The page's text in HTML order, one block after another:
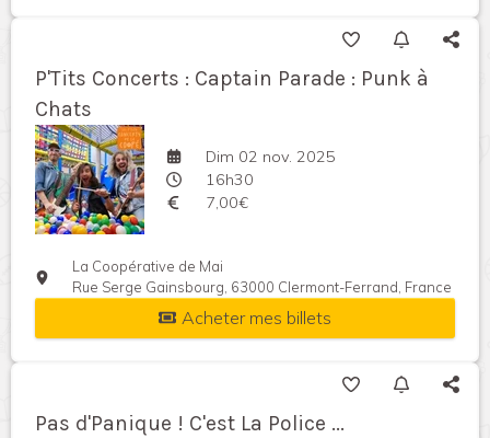
P'Tits Concerts : Captain Parade : Punk à
Chats
Dim 02 nov. 2025
16h30
7,00€
La Coopérative de Mai
Rue Serge Gainsbourg, 63000 Clermont-Ferrand, France
Acheter mes billets
Pas d'Panique ! C'est La Police ...